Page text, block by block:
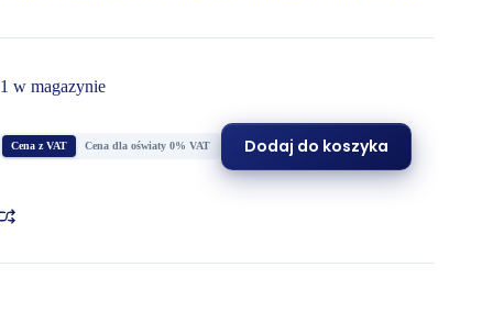
1 w magazynie
Cena z VAT Cena dla oświaty 0% VAT Dodaj do koszyka